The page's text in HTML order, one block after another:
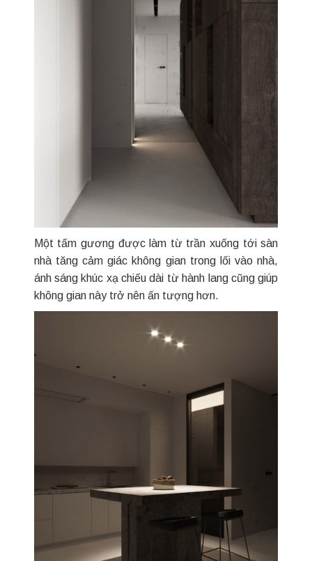
Một tấm gương được làm từ trần xuống tới sàn
nhà tăng cảm giác không gian trong lối vào nhà,
ánh sáng khúc xạ chiếu dài từ hành lang cũng giúp
không gian này trở nên ấn tượng hơn.